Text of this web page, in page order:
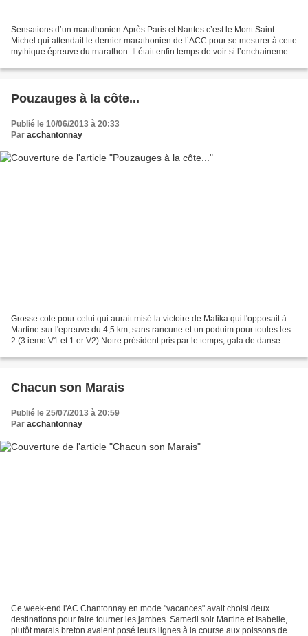
Sensations d’un marathonien Après Paris et Nantes c’est le Mont Saint
Michel qui attendait le dernier marathonien de l’ACC pour se mesurer à cette
mythique épreuve du marathon. Il était enfin temps de voir si l’enchainement
Pouzauges à la côte...
Publié le 10/06/2013 à 20:33
Par acchantonnay
Grosse cote pour celui qui aurait misé la victoire de Malika qui l'opposait à
Martine sur l'epreuve du 4,5 km, sans rancune et un poduim pour toutes les
2 (3 ieme V1 et 1 er V2) Notre président pris par le temps, gala de danse
Chacun son Marais
Publié le 25/07/2013 à 20:59
Par acchantonnay
Ce week-end l'AC Chantonnay en mode "vacances" avait choisi deux
destinations pour faire tourner les jambes. Samedi soir Martine et Isabelle,
plutôt marais breton avaient posé leurs lignes à la course aux poissons de